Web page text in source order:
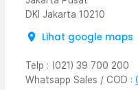
DKI Jakarta 10210
Lihat google maps
Telp : (021) 39 700 200
Whatsapp Sales / COD :